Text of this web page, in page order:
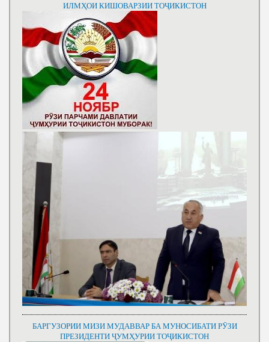
ИЛМҲОИ КИШОВАРЗИИ ТОҶИКИСТОН
БАРГУЗОРИИ МИЗИ МУДАВВАР БА МУНОСИБАТИ РӮЗИ
ПРЕЗИДЕНТИ ҶУМҲУРИИ ТОҶИКИСТОН